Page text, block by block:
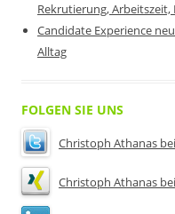
Rekrutierung, Arbeitszeit,
Candidate Experience
Alltag
FOLGEN SIE UNS
Christoph Athanas
Christoph Athanas